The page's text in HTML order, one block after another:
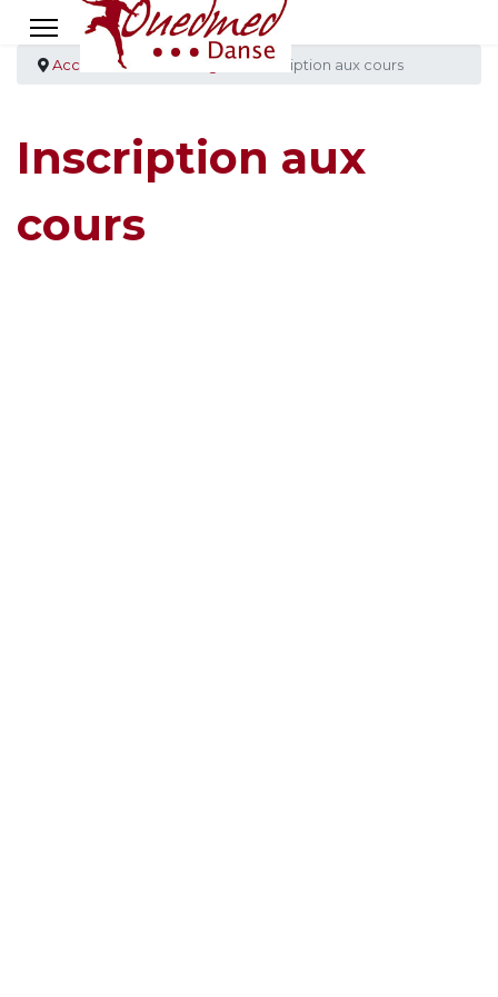
Accueil Cours & stages Inscription aux cours
Inscription aux
cours